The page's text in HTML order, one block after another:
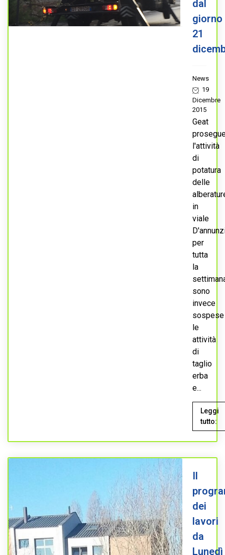
dal
giorno
21
News
19
Dicembre
2015
Geat
l'attività
di
potatura
delle
in
viale
per
tutta
la
sono
invece
sospese
le
attività
di
taglio
erba
e...
Leggi
tutto:
Il
dei
lavori
da
Lunedì